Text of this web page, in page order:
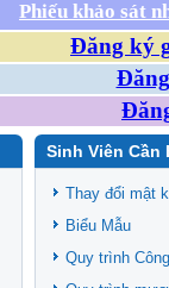
Phiếu khảo sát
Đăng ký
Sinh Viên Cần
Thay đổi mật
Biểu Mẫu
Quy trình